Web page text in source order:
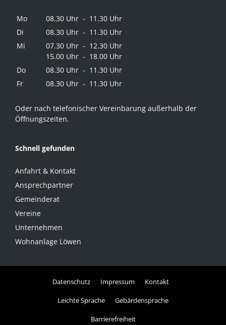
Mo
08.30 Uhr - 11.30 Uhr
Di
08.30 Uhr - 11.30 Uhr
Mi
07.30 Uhr - 12.30 Uhr
15.00 Uhr - 18.00 Uhr
Do
08.30 Uhr - 11.30 Uhr
Fr
08.30 Uhr - 11.30 Uhr
Oder nach telefonischer Vereinbarung außerhalb der
Öffnungszeiten.
Schnell gefunden
Anfahrt & Kontakt
Ansprechpartner
Gemeinderat
Vereine
Unternehmen
Wohnanlage Löwen
Datenschutz Impressum Kontakt
Leichte Sprache Gebärdensprache
Barrierefreiheit